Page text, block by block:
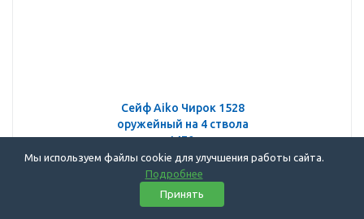
Сейф Aiko Чирок 1528
оружейный на 4 ствола
до 1470 мм
Есть (от 2 до 14 дней)
Мы используем файлы cookie для улучшения работы сайта.
Подробнее
Принять